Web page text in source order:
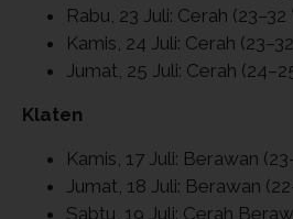
Rabu, 23 Juli: Cerah (23–32
Kamis, 24 Juli: Cerah
Jumat, 25 Juli: Cerah
Klaten
Kamis, 17 Juli: Berawan
Jumat, 18 Juli: Berawan
Sabtu, 19 Juli: Cerah